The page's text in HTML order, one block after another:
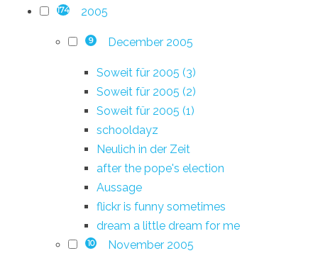
174 2005
9 December 2005
Soweit für 2005 (3)
Soweit für 2005 (2)
Soweit für 2005 (1)
schooldayz
Neulich in der Zeit
after the pope's election
Aussage
flickr is funny sometimes
dream a little dream for me
10 November 2005